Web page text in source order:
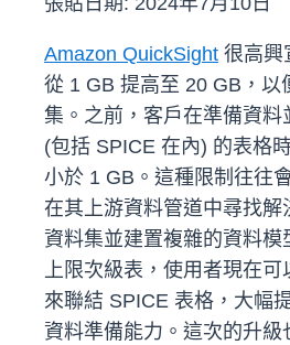
Amazon QuickSight 很高興
從 1 GB 提高至 20 GB，以
集。之前，客戶在準備資
(包括 SPICE 在內) 的表格
小於 1 GB。這種限制往往
在其上游資料管道中尋找解
資料集並建置複雜的資料模
上限次級表，使用者現在
來聯結 SPICE 表格，大幅
資料準備能力。這次的升級